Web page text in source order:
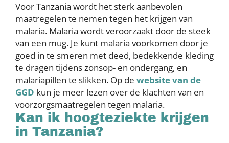
Voor Tanzania wordt het sterk aanbevolen
maatregelen te nemen tegen het krijgen van
malaria. Malaria wordt veroorzaakt door de steek
van een mug. Je kunt malaria voorkomen door je
goed in te smeren met deed, bedekkende kleding
te dragen tijdens zonsop- en ondergang, en
malariapillen te slikken. Op de website van de
GGD kun je meer lezen over de klachten van en
voorzorgsmaatregelen tegen malaria.
Kan ik hoogteziekte krijgen
in Tanzania?